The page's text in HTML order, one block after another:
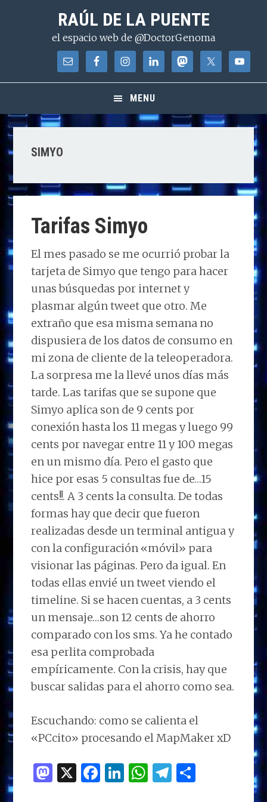
contenido
RAÚL DE LA PUENTE
el espacio web de @DoctorGenoma
MENU
SIMYO
Tarifas Simyo
El mes pasado se me ocurrió probar la
tarjeta de Simyo que tengo para hacer
unas búsquedas por internet y
plasmar algún tweet que otro. Me
extraño que esa misma semana no
dispusiera de los datos de consumo en
mi zona de cliente de la teleoperadora.
La sorpresa me la llevé unos días más
tarde. Las tarifas que se supone que
Simyo aplica son de 9 cents por
conexión hasta los 11 megas y luego 99
cents por navegar entre 11 y 100 megas
en un mismo día. Pero el gasto que
hice por esas 5 consultas fue de…15
cents!!. A 3 cents la consulta. De todas
formas hay que decir que fueron
realizadas desde un terminal antigua y
con la configuración «móvil» para
visionar las páginas. Pero da igual. En
todas ellas envié un tweet viendo el
timeline. Si se hacen cuentas, a 3 cents
un mensaje…son 12 cents de ahorro
comparado con los sms. Ya he contado
esa perlita comprobada
empíricamente. Con la crisis, hay que
buscar salidas para el ahorro como sea.
Escuchando: como se calienta el
«PCcito» procesando el MapMaker xD
M X F
Li W T